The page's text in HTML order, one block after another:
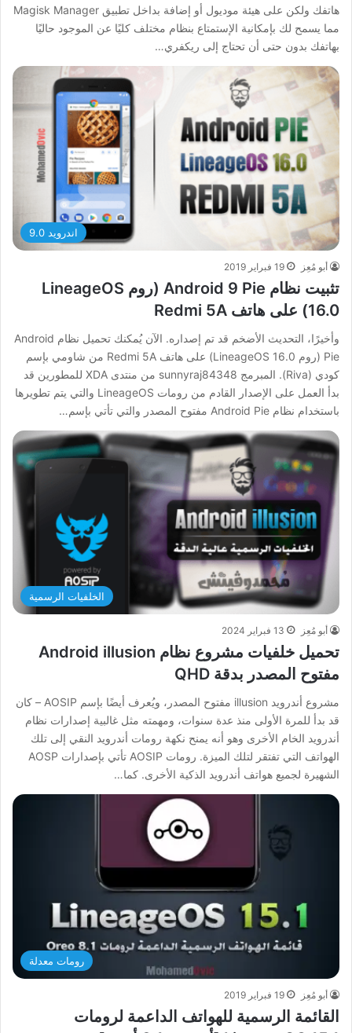
هاتفك ولكن على هيئة موديول أو إضافة بداخل تطبيق Magisk Manager
مما يسمح لك بإمكانية الإستمتاع بنظام مختلف كليًا عن الموجود حاليًا
بهاتفك بدون حتى أن تحتاج إلى ريكفري…
اندرويد 9.0
أبو مُعِز 19 فبراير 2019
تثبيت نظام Android 9 Pie (روم LineageOS
16.0) على هاتف Redmi 5A
وأخيرًا، التحديث الأضخم قد تم إصداره. الآن يُمكنك تحميل نظام Android
Pie (روم LineageOS 16.0) على هاتف Redmi 5A من شاومي بإسم
كودي (Riva). المبرمج sunnyraj84348 من منتدى XDA للمطورين قد
بدأ العمل على الإصدار القادم من رومات LineageOS والتي يتم تطويرها
باستخدام نظام Android Pie مفتوح المصدر والتي تأتي بإسم…
الخلفيات الرسمية
أبو مُعِز 13 فبراير 2024
تحميل خلفيات مشروع نظام Android illusion
مفتوح المصدر بدقة QHD
مشروع أندرويد illusion مفتوح المصدر، ويُعرف أيضًا بإسم AOSIP – كان
قد بدأ للمرة الأولى منذ عدة سنوات، ومهمته مثل غالبية إصدارات نظام
أندرويد الخام الأخرى وهو أنه يمنح نكهة رومات أندرويد النقي إلى تلك
الهواتف التي تفتقر لتلك الميزة. رومات AOSIP تأتي بإصدارات AOSP
الشهيرة لجميع هواتف أندرويد الذكية الأخرى. كما…
رومات معدلة
أبو مُعِز 19 فبراير 2019
القائمة الرسمية للهواتف الداعمة لرومات